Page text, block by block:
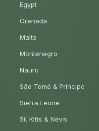
Egypt
Grenada
Malta
Montenegro
Nauru
São Tomé & Príncipe
Sierra Leone
St. Kitts & Nevis